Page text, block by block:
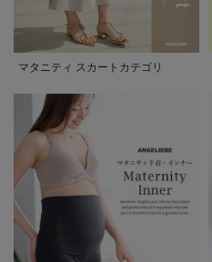
マタニティ スカートカテゴリ